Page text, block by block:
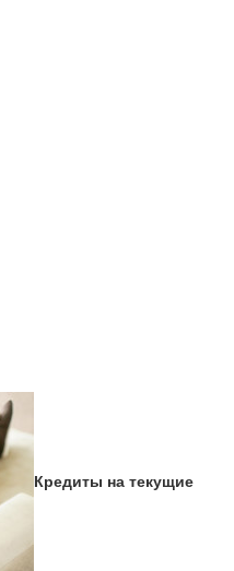
Кредиты на текущие